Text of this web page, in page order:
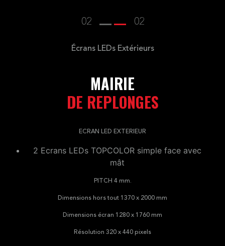
02 02
Écrans LEDs Extérieurs
MAIRIE
DE REPLONGES
ECRAN LED EXTERIEUR
2 Ecrans LEDs TOPCOLOR simple face avec
mât
PITCH 4 mm.
Dimensions hors tout 1370 x 2000 mm
Dimensions écran 1280 x 1760 mm
Résolution 320 x 440 pixels